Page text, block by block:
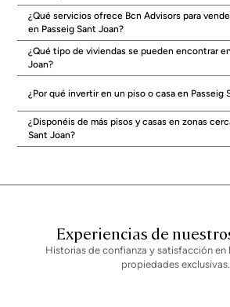
¿Qué servicios ofrece Bcn Advisors para
en Passeig Sant Joan?
¿Qué tipo de viviendas se pueden encontrar
Joan?
¿Por qué invertir en un piso o casa en Passeig
¿Disponéis de más pisos y casas en zonas
Sant Joan?
Experiencias de
Historias de confianza y satisfacción en
propiedades exclusivas.